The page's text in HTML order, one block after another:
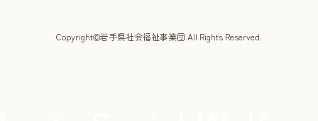
Copyright©岩手県社会福祉事業団 All Rights Reserved.